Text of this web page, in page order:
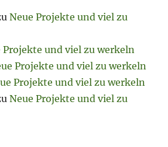
Neue Projekte und viel zu
Projekte und viel zu werkeln
Projekte und viel zu werkeln
Projekte und viel zu werkeln
Neue Projekte und viel zu